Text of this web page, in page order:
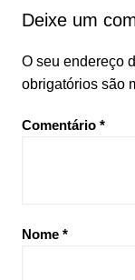
Deixe um
O seu endereço
obrigatórios são
Comentário *
Nome *